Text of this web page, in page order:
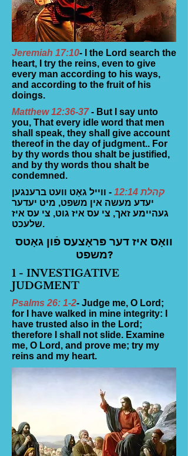
Jeremiah 17:10- I the Lord search the
heart, I try the reins, even to give
every man according to his ways,
and according to the fruit of his
doings.
Matthew 12:36-37- But I say unto
you, That every idle word that men
shall speak, they shall give account
thereof in the day of judgment.. For
by thy words thou shalt be justified,
and by thy words thou shalt be
condemned.
קהלת 12:14
- ווייל גאָט וועט ברענגען
יעדע מעשה אין משפט, מיט יעדער
געהיימע זאך, צי עס איז גוט, צי עס איז
שלעכט.
וואָס איז דער פּראָצעס פֿון גאָטס
משפט?
1 - INVESTIGATIVE
JUDGMENT
Psalms 26: 1-2- Judge me, O Lord;
for I have walked in mine integrity: I
have trusted also in the Lord;
therefore I shall not slide. Examine
me, O Lord, and prove me; try my
reins and my heart.